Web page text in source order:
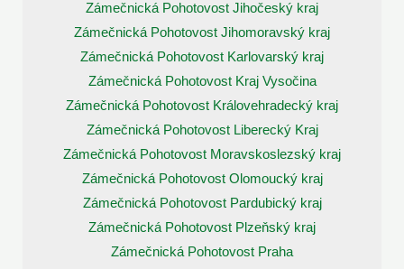
Zámečnická Pohotovost Jihočeský kraj
Zámečnická Pohotovost Jihomoravský kraj
Zámečnická Pohotovost Karlovarský kraj
Zámečnická Pohotovost Kraj Vysočina
Zámečnická Pohotovost Královehradecký kraj
Zámečnická Pohotovost Liberecký Kraj
Zámečnická Pohotovost Moravskoslezský kraj
Zámečnická Pohotovost Olomoucký kraj
Zámečnická Pohotovost Pardubický kraj
Zámečnická Pohotovost Plzeňský kraj
Zámečnická Pohotovost Praha